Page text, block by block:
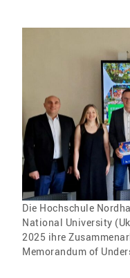
Die Hochschule
National University
2025 ihre
Memorandum of